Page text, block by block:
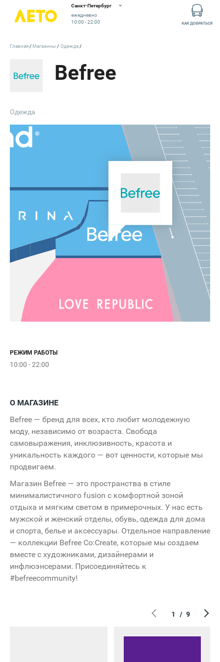
Санкт-Петербург
ежедневно
10:00 - 22:00
КАК ДОБРАТЬСЯ
Befree
Одежда
РЕЖИМ РАБОТЫ
10:00 - 22:00
1
Estel beauty shop
Rieker
585
Золотой
COZY
HOME
Главная Магазины Одежда
О МАГАЗИНЕ
Befree — бренд для всех, кто любит молодежную
моду, независимо от возраста. Свобода
самовыражения, инклюзивность, красота и
уникальность каждого — вот ценности, которые мы
продвигаем.
Магазин Befree — это пространства в стиле
минималистичного fusion с комфортной зоной
отдыха и мягким светом в примерочных. У нас есть
мужской и женский отделы, обувь, одежда для дома
и спорта, белье и аксессуары. Отдельное направление
— коллекции Befree Co:Create, которые мы создаем
вместе с художниками, дизайнерами и
инфлюэнсерами. Присоединяйтесь к
#befreecommunity!
1 / 9